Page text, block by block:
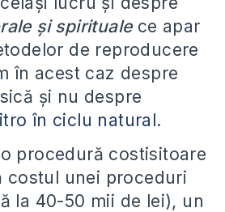
și spiritualece apar
de reproducere
în acest caz despre
și nu despre
în ciclu natural.
procedură costisitoare
costul unei proceduri
la 40-50 mii de lei), un